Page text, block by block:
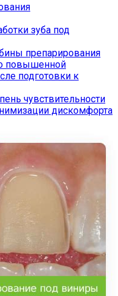
зуба под
препарирования
повышенной
подготовки к
чувствительности
дискомфорта